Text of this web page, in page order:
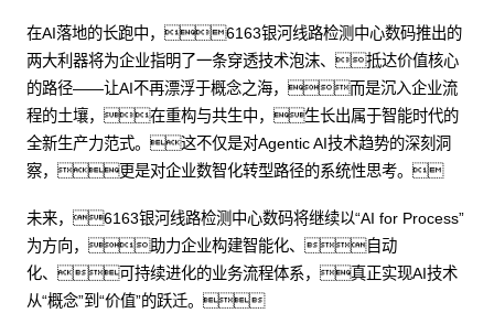
在AI落地的长跑中，6163银河线路检测中心数码推出的
两大利器将为企业指明了一条穿透技术泡沫、抵达价值核心
的路径——让AI不再漂浮于概念之海，而是沉入企业流
程的土壤，在重构与共生中，生长出属于智能时代的
全新生产力范式。这不仅是对Agentic AI技术趋势的深刻洞
察，更是对企业数智化转型路径的系统性思考。
未来，6163银河线路检测中心数码将继续以“AI for Process”
为方向，助力企业构建智能化、自动
化、可持续进化的业务流程体系，真正实现AI技术
从“概念”到“价值”的跃迁。